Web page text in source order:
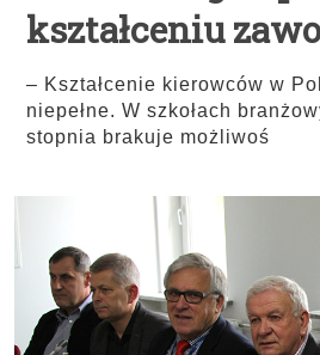
kształceniu
– Kształcenie kierowców w
niepełne. W szkołach
stopnia brakuje możliwoś